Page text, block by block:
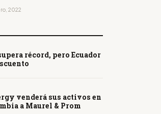
2022
récord, pero Ecuador
venderá sus activos en
a Maurel & Prom